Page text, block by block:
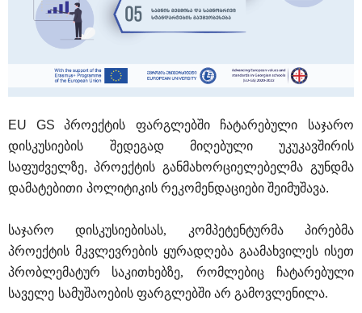
EU GS პროექტის ფარგლებში ჩატარებული
საჯარო
დისკუსიების
შედეგად მიღებული უკუკავშირის
საფუძველზე, პროექტის განმახორციელებელმა გუნდმა
დამატებითი პოლიტიკის რეკომენდაციები შეიმუშავა.
საჯარო დისკუსიებისას, კომპეტენტურმა პირებმა
პროექტის მკვლევრების ყურადღება გაამახვილეს ისეთ
პრობლემატურ საკითხებზე,
რომლებიც
ჩატარებული
საველე სამუშაოების ფარგლებში არ გამოვლენილა.